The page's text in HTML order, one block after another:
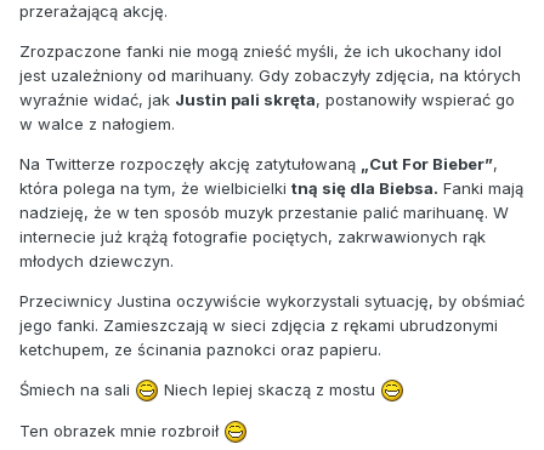
przerażającą akcję.
Zrozpaczone fanki nie mogą znieść myśli, że ich ukochany idol
jest uzależniony od marihuany. Gdy zobaczyły zdjęcia, na których
wyraźnie widać, jak Justin pali skręta, postanowiły wspierać go
w walce z nałogiem.
Na Twitterze rozpoczęły akcję zatytułowaną „Cut For Bieber”,
która polega na tym, że wielbicielki tną się dla Biebsa. Fanki mają
nadzieję, że w ten sposób muzyk przestanie palić marihuanę. W
internecie już krążą fotografie pociętych, zakrwawionych rąk
młodych dziewczyn.
Przeciwnicy Justina oczywiście wykorzystali sytuację, by obśmiać
jego fanki. Zamieszczają w sieci zdjęcia z rękami ubrudzonymi
ketchupem, ze ścinania paznokci oraz papieru.
Śmiech na sali Niech lepiej skaczą z mostu
Ten obrazek mnie rozbroił